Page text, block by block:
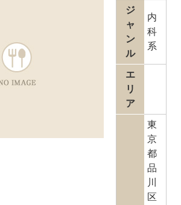
ジ
ャ
ン
ル
内
科
系
エ
リ
ア
東
京
都
品
川
区